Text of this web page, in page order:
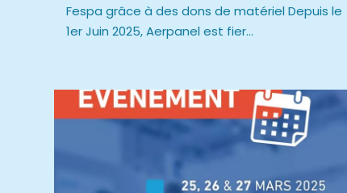
Fespa grâce à des dons de matériel Depuis le
1er Juin 2025, Aerpanel est fier...